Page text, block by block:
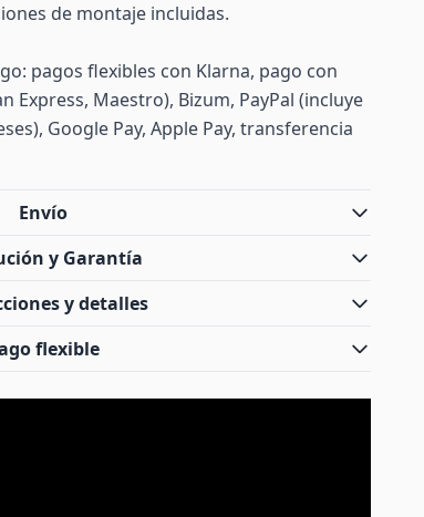
de montaje incluidas.
pagos flexibles con Klarna, pago con
Express, Maestro), Bizum, PayPal (incluye
Google Pay, Apple Pay, transferencia
Envío
y Garantía
y detalles
flexible